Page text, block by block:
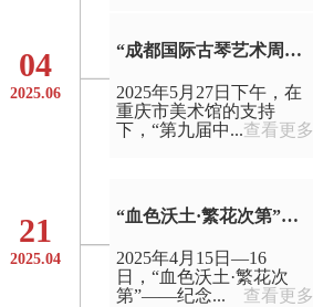
04
2025.06
“成都国际古琴艺术周——重庆清如古琴音乐会”于重庆美术馆圆满举办
2025年5月27日下午，在
重庆市美术馆的支持
下，“第九届中...查看更多
21
2025.04
“血色沃土·繁花次第”成渝美术馆联盟美术创作采风活动启动
2025年4月15日—16
日，“血色沃土·繁花次
第”——纪念...
查看更多